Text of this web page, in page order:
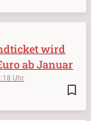
bookmark_border
wird
ab Januar